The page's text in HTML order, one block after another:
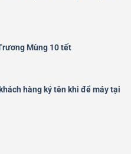
Mùng 10 tết
hàng ký tên khi để máy tại